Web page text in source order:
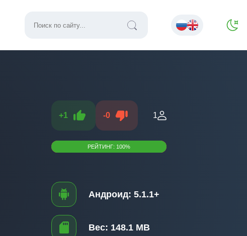
+1 -0 1
РЕЙТИНГ: 100%
Андроид: 5.1.1+
Вес: 148.1 MB